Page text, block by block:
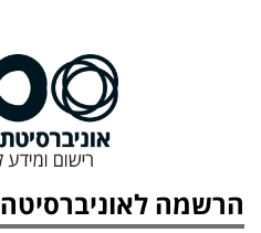
הרשמה לאוניברסיטה